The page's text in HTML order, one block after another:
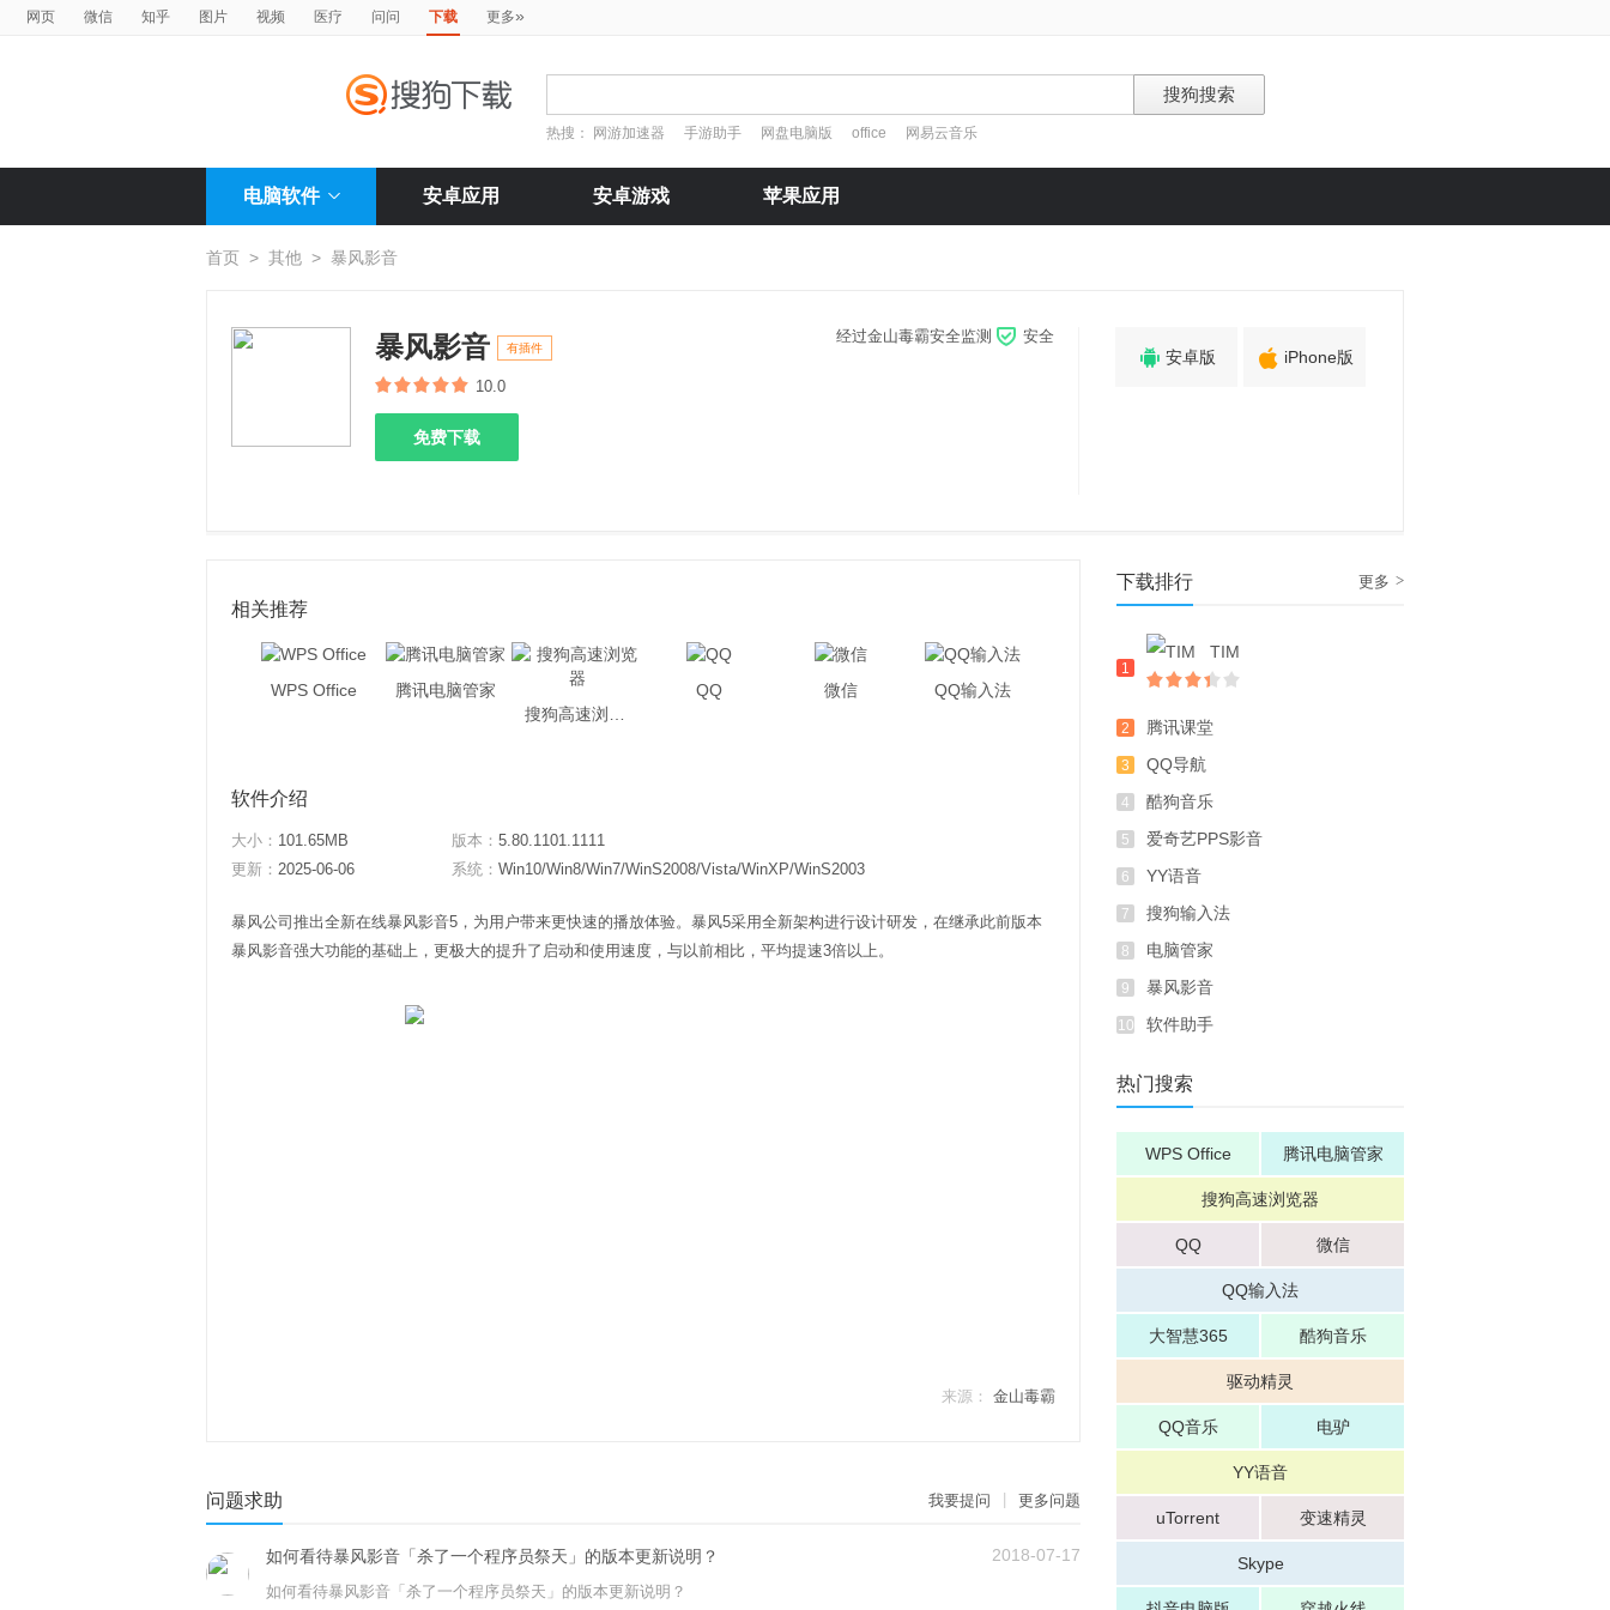
网页 微信 知乎 图片 视频 医疗 问问 下载 更多»
热搜： 网游加速器 手游助手 网盘电脑版 office 网易云音乐
电脑软件 安卓应用 安卓游戏 苹果应用
首页 > 其他 > 暴风影音
 安卓版  iPhone版
暴风影音 有插件
10.0
免费下载
经过金山毒霸安全监测 安全
相关推荐
WPS Office
腾讯电脑管家
QQ 微信 QQ输入法
软件介绍
大小： 101.65MB 版本： 5.80.1101.1111
更新： 2025-06-06 系统： Win10/Win8/Win7/WinS2008/Vista/WinXP/WinS2003
暴风公司推出全新在线暴风影音5，为用户带来更快速的播放体验。暴风5采用全新架构进行设计研发，在继承此前版本
暴风影音强大功能的基础上，更极大的提升了启动和使用速度，与以前相比，平均提速3倍以上。
来源： 金山毒霸
问题求助 我要提问 更多问题
如何看待暴风影音「杀了一个程序员祭天」的版本更新说明？
如何看待暴风影音「杀了一个程序员祭天」的版本更新说明？
2018-07-17
下载排行 更多 >
1
TIM
2 腾讯课堂
3 QQ导航
4 酷狗音乐
5 爱奇艺PPS影音
6 YY语音
7 搜狗输入法
8 电脑管家
9 暴风影音
10 软件助手
热门搜索
WPS Office 腾讯电脑管家
搜狗高速浏览器
QQ 微信
QQ输入法
大智慧365 酷狗音乐
驱动精灵
QQ音乐 电驴
YY语音
uTorrent 变速精灵
Skype